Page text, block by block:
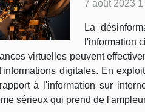
7 août 2023
La
l'information
virtuelles peuvent
digitales. En
à l'information sur
sérieux qui prend de